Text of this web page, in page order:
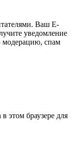
Ваш E-
уведомление
модерацию, спам
этом браузере для